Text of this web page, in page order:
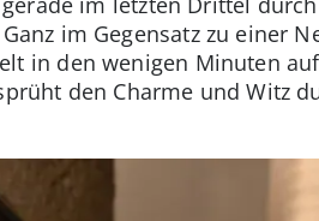
im Gegensatz zu einer
in den wenigen Minuten
den Charme und Witz